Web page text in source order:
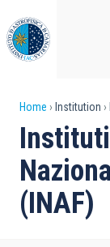
to
main
content
Home Institution
(INAF)